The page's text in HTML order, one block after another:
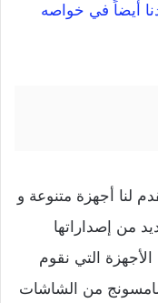
أيضاً في خواصه
لنا أجهزة متنوعة و
من إصداراتها
التي نقوم
من الشاشات